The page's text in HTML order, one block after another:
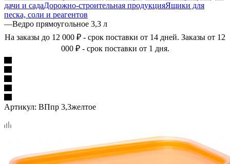
дачи и садаДорожно-строительная продукцияЯщики для
песка, соли и реагентов
—Ведро прямоугольное 3,3 л
На заказы до 12 000 ₽ - срок поставки от 14 дней. Заказы от 12
000 ₽ - срок поставки от 1 дня.
Артикул: ВПпр 3,3желтое